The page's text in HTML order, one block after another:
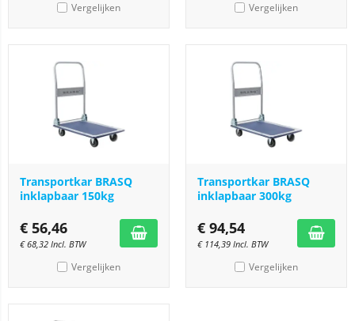
Vergelijken Vergelijken
Transportkar BRASQ
inklapbaar 150kg
€ 56,46
€68,32 Incl. BTW
Vergelijken
Transportkar BRASQ
inklapbaar 300kg
€ 94,54
€ 114,39 Incl. BTW
Vergelijken